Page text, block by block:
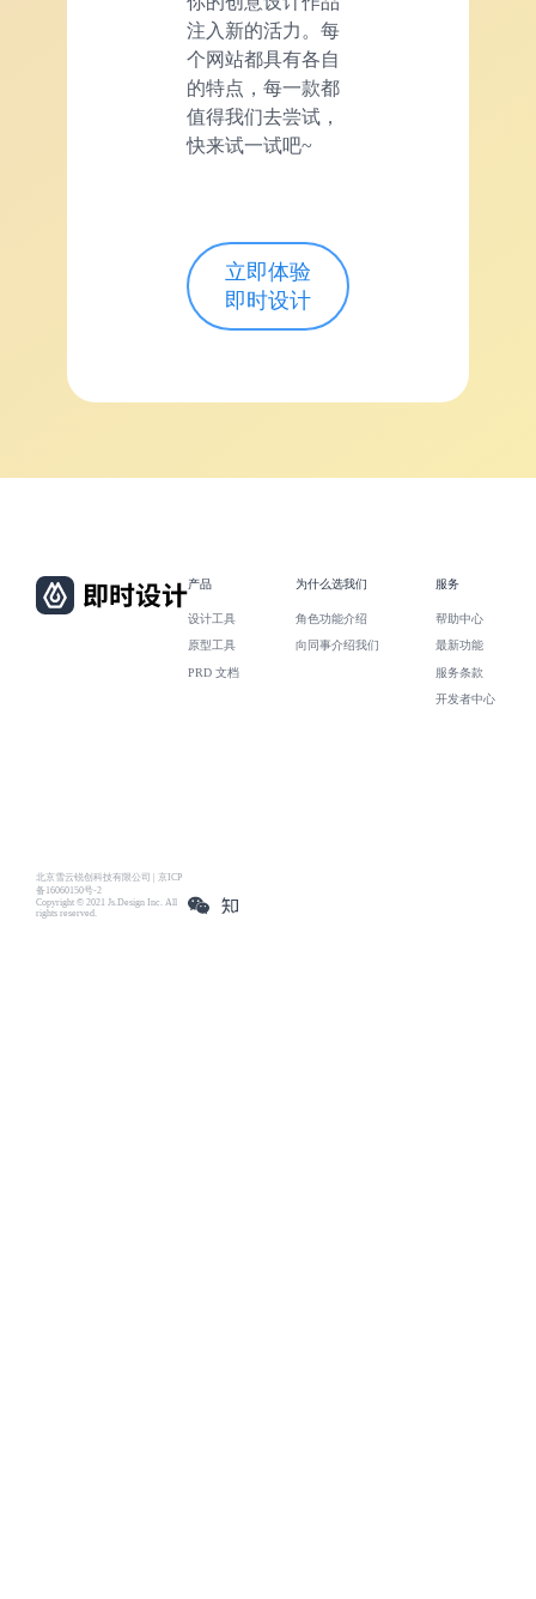
注入新的活力。每
个网站都具有各自
的特点，每一款都
值得我们去尝试，
快来试一试吧~
立即体验
即时设计
北京雪云锐创科技有限公司 | 京ICP
备16060150号-2
Copyright © 2021 Js.Design Inc. All
rights reserved.
产品
设计工具
原型工具
PRD 文档
为什么选我们
角色功能介绍
向同事介绍我们
服务
帮助中心
最新功能
服务条款
开发者中心